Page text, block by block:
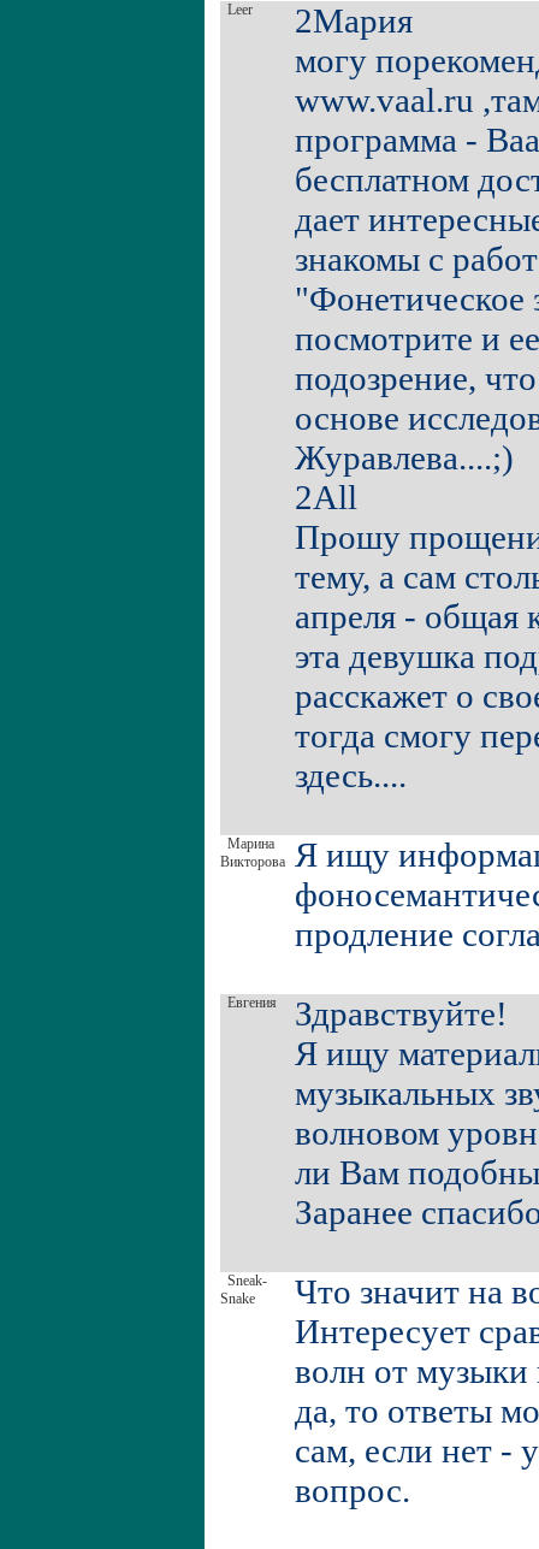
Leer
2Мария
могу
www.vaal.ru
программа -
бесплатном
дает
знакомы с
"Фонетическое
посмотрите и
подозрение,
основе
Журавлева....;)
2All
Прошу
тему, а сам
апреля - общая
эта девушка
расскажет о
тогда смогу
здесь....
Марина
Викторова
Я ищу
продление
Евгения
Здравствуйте!
Я ищу
музыкальных
волновом
ли Вам
Заранее
Sneak-
Snake
Что значит на
Интересует
волн от музыки
да, то ответы
сам, если нет -
вопрос.